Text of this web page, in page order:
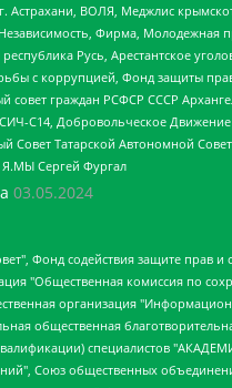
ВОЛЯ, Меджлис
Фирма,
Русь, Арестантское
с коррупцией, Фонд защиты
граждан РСФСР СССР
С14, Добровольческое
Татарской Автономной
Я.МЫ Сергей Фургал
03.05.2024
в Латвийской Республике, SIA "Medusa Project" (регистрационный номер 40103797863, дата регистрации 10.06.2014), Некоммерческая организация "Фонд по борьбе с коррупцией", Автономная некоммерческая организация "Институт права и публичной политики", Баданин Роман Сергеевич, Гликин Максим Александрович, Железнова Мария Михайловна, Лукьянова Юлия Сергеевна, Маетная Елизавета Витальевна, Маняхин Петр Борисович, Чуракова Ольга Владимировна, Ярош Юлия Петровна, Юридическое лицо "The Insider SIA", зарегистрированное в Риге, Латвийская Республика (дата регистрации 26.06.2015), являющееся администратором доменного имени интернет-издания "The Insider SIA", https://theins.ru, Постернак Алексей Евгеньевич, Рубин Михаил Аркадьевич, Анин Роман Александрович, Юридическое лицо Istories fonds, зарегистрированное в Латвийской Республике (регистрационный номер 50008295751, дата регистрации 24.02.2020), Великовский Дмитрий Александрович, Долинина Ирина Николаевна, Мароховская Алеся Алексеевна, Шлейнов Роман Юрьевич, Шмагун Олеся Валентиновна, Общество с ограниченной ответственностью "Альтаир 2021", Общество с ограниченной ответственностью "Вега 2021", Общество с ограниченной ответственностью "Главный редактор 2021", Общество с ограниченной ответственностью "Ромашки монолит", Важенков Артем Валерьевич, Ивановская областная общественная организация "Центр гендерных исследований", Гурман Юрий Альбертович, Медиапроект "ОВД-